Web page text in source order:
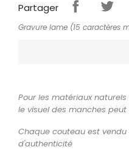
Partager
Gravure lame (15 caractères
Pour les matériaux
le visuel des manches
Chaque couteau est
d'authenticité